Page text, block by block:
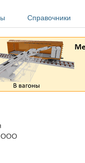
Справочники
ООО